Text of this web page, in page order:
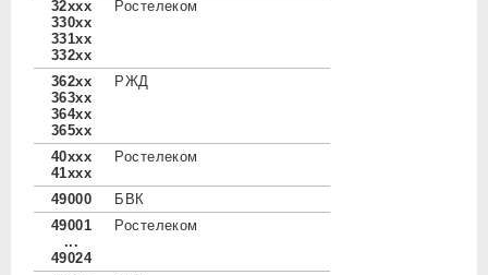
32xxx
330xx
331xx
332xx
Ростелеком
362xx
363xx
364xx
365xx
РЖД
40xxx
41xxx
Ростелеком
49000
БВК
49001
...
49024
Ростелеком